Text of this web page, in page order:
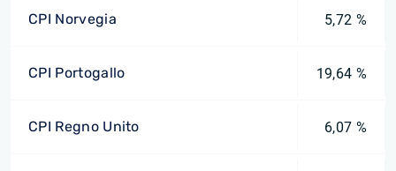
CPI Norvegia 5,72 %
CPI Portogallo 19,64 %
CPI Regno Unito 6,07 %